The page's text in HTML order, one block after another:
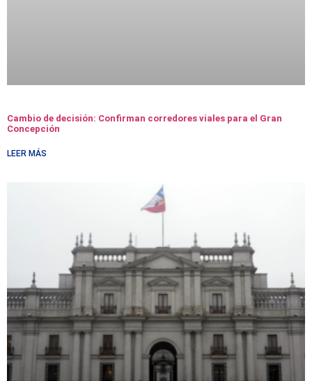
Cambio de decisión: Confirman corredores viales para el Gran
Concepción
LEER MÁS